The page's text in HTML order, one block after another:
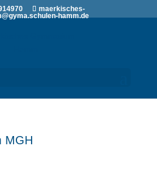
maerkisches-
hamm.de
MGH